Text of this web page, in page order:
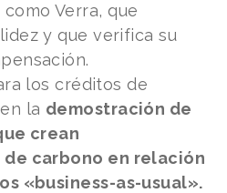
Verra, que
y que verifica su
los créditos de
la demostración de
crean
carbono en relación
«business-as-usual».